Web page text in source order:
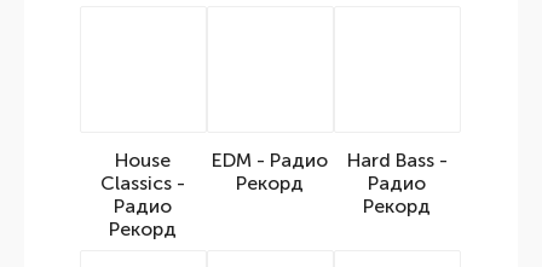
House
Classics -
Радио
Рекорд
EDM - Радио
Рекорд
Hard Bass -
Радио
Рекорд